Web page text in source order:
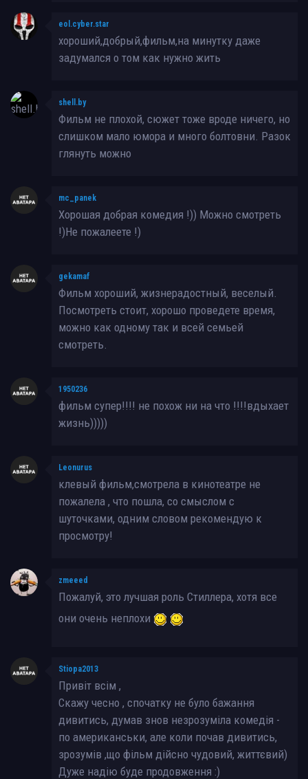
eol.cyber.star
хороший,добрый,фильм,на минутку даже
задумался о том как нужно жить
shell.by
Фильм не плохой, сюжет тоже вроде ничего, но
слишком мало юмора и много болтовни. Разок
глянуть можно
mc_panek
Хорошая добрая комедия !)) Можно смотреть
!)Не пожалеете !)
gekamaf
Фильм хороший, жизнерадостный, веселый.
Посмотреть стоит, хорошо проведете время,
можно как одному так и всей семьей
смотреть.
1950236
фильм супер!!!! не похож ни на что !!!!вдыхает
жизнь)))))
Leonurus
клевый фильм,смотрела в кинотеатре не
пожалела , что пошла, со смыслом с
шуточками, одним словом рекомендую к
просмотру!
zmeeed
Пожалуй, это лучшая роль Стиллера, хотя все
они очень неплохи
Stiopa2013
Привіт всім ,
Скажу чесно , спочатку не було бажання
дивитись, думав знов незрозуміла комедія -
по американськи, але коли почав дивитись,
зрозумів ,що фільм дійсно чудовий, життєвий)
Дуже надію буде продовження :)